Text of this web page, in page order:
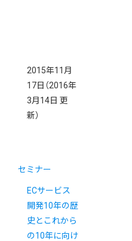
2015年11月
17日 （2016年
3月14日 更
新）
セミナー
ECサービス
開発10年の歴
史とこれから
の10年に向け